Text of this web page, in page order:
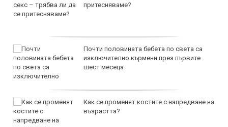
притесняваме?
Почти половината бебета по света са
изключително кърмени през първите
шест месеца
Как се променят костите с напредване на
възрастта?